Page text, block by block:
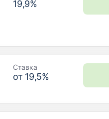
19,9%
Ставка
от 19,5%